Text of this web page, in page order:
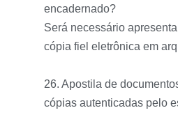
encadernado?
Será necessário
cópia fiel eletrônica em
26. Apostila de
cópias autenticadas pelo